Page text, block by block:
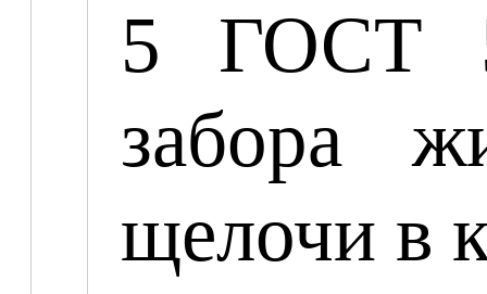
5 ГОСТ
забора
щелочи в